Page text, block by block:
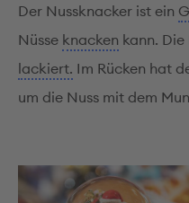
Der Nussknacker ist ein
Nüsse knacken kann.
lackiert. Im Rücken hat
um die Nuss mit dem